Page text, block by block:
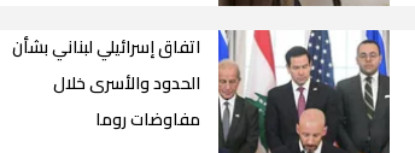
اتفاق إسرائيلي لبناني بشأن
الحدود والأسرى خلال
مفاوضات روما